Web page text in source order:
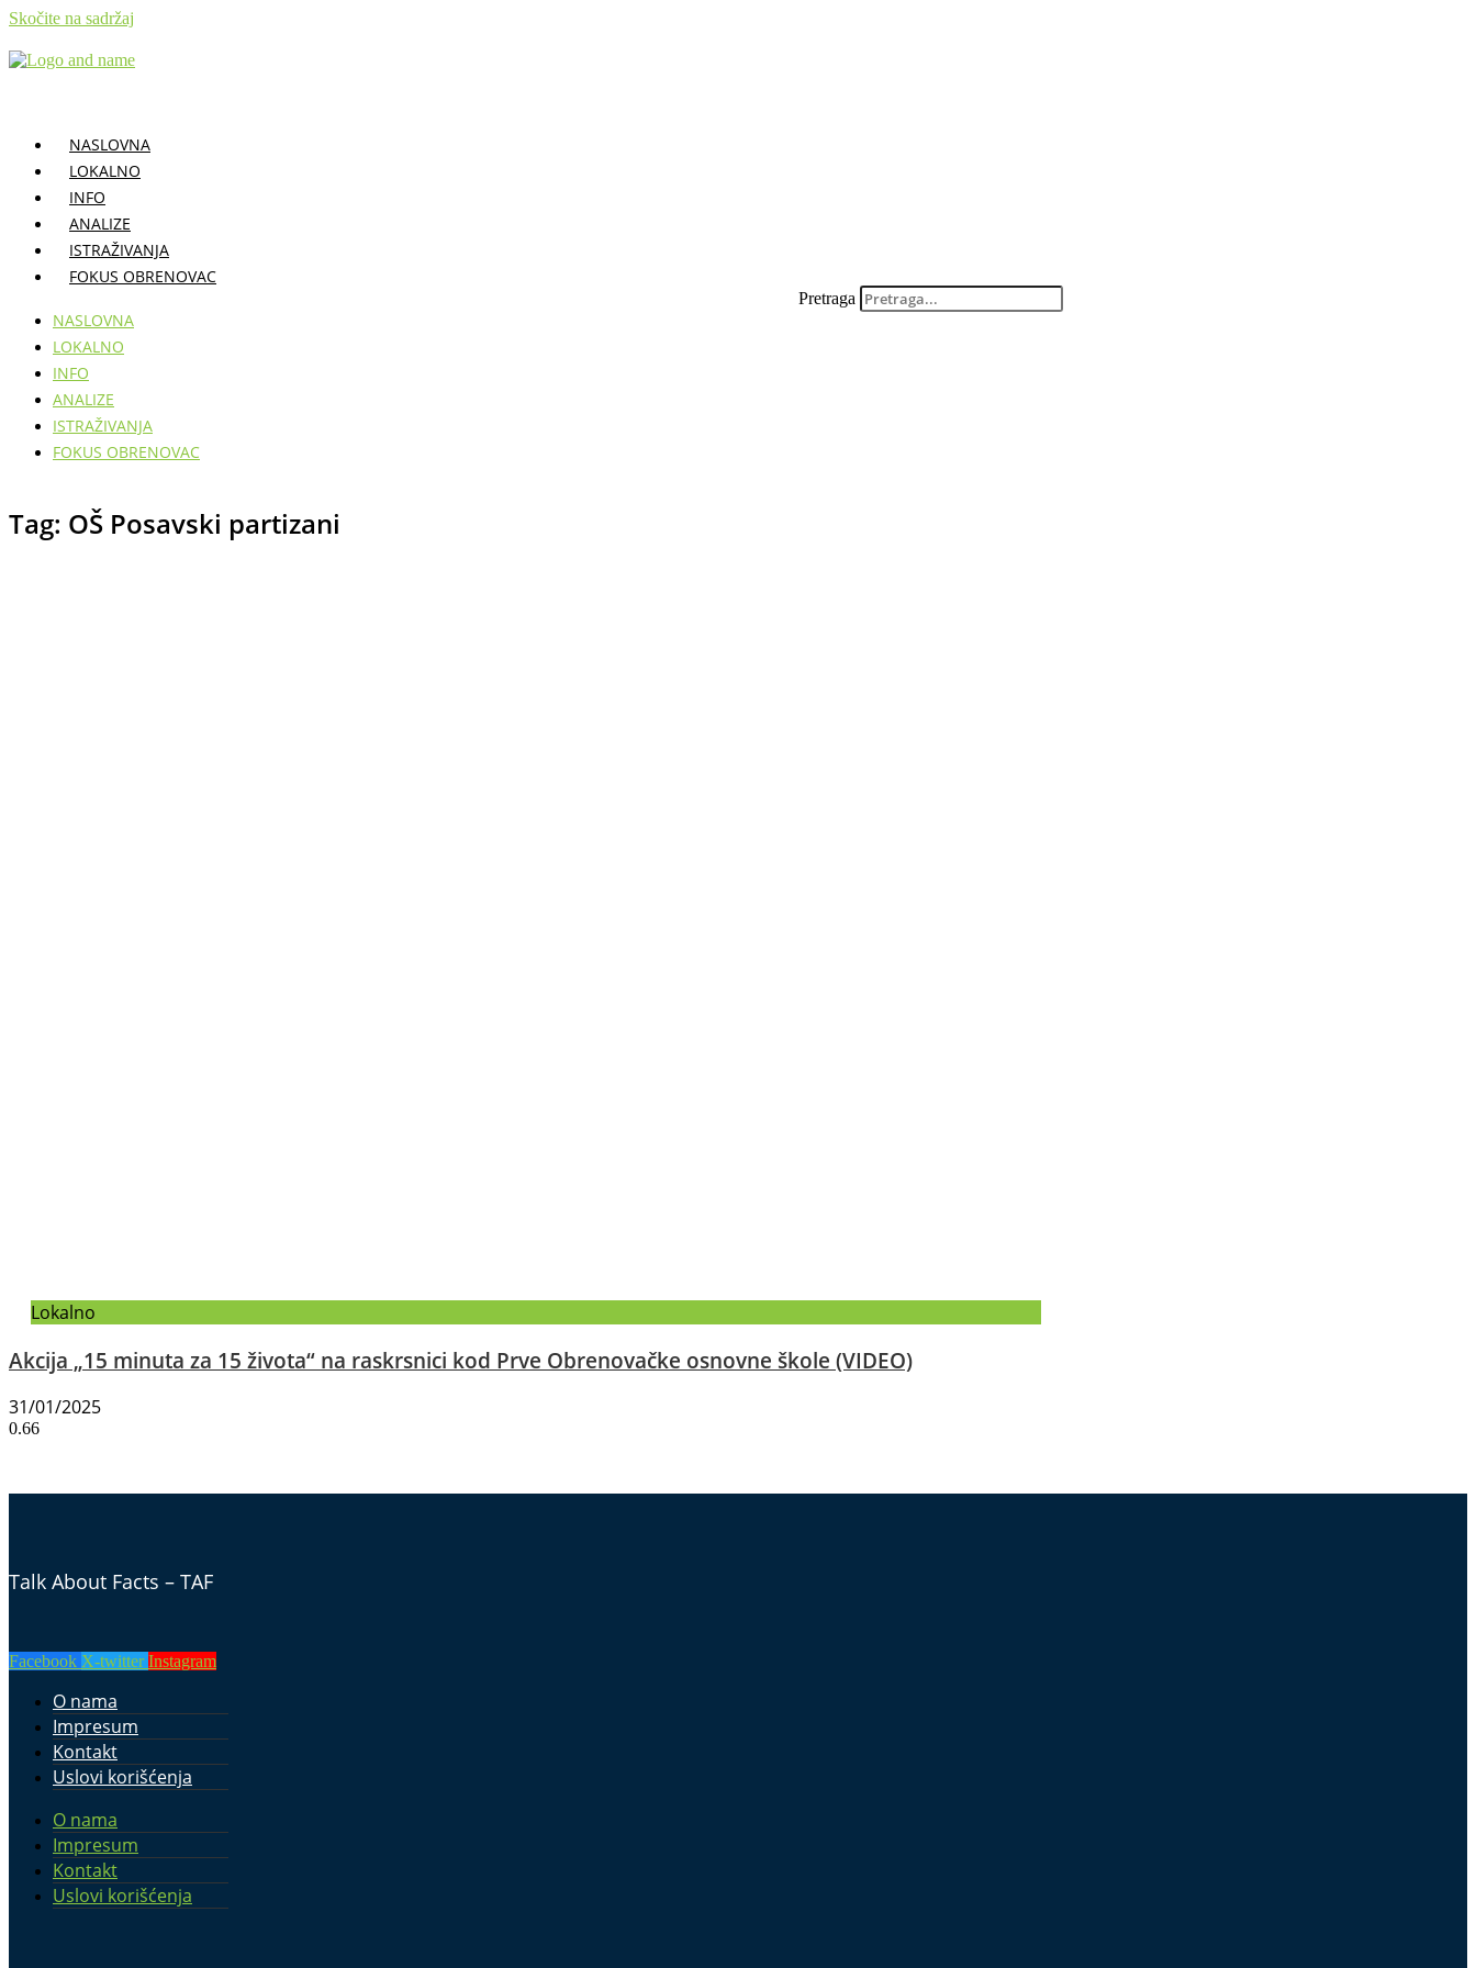
Skočite na sadržaj
NASLOVNA
LOKALNO
INFO
ANALIZE
ISTRAŽIVANJA
FOKUS OBRENOVAC
NASLOVNA
LOKALNO
INFO
ANALIZE
ISTRAŽIVANJA
FOKUS OBRENOVAC
Pretraga
Tag: OŠ Posavski partizani
Lokalno
Akcija „15 minuta za 15 života“ na raskrsnici kod Prve Obrenovačke osnovne škole (VIDEO)
31/01/2025
Talk About Facts – TAF
Facebook X-twitter Instagram
O nama
Impresum
Kontakt
Uslovi korišćenja
O nama
Impresum
Kontakt
Uslovi korišćenja